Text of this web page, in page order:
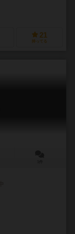
21
持ってる